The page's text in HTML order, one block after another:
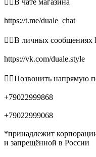
https://t.me/duale_chat
👉🏻В личных
https://vk.com/duale.style
👉🏻Позвонить напрямую
+79022999868
+79022999068
*принадлежит
и запрещённой в России